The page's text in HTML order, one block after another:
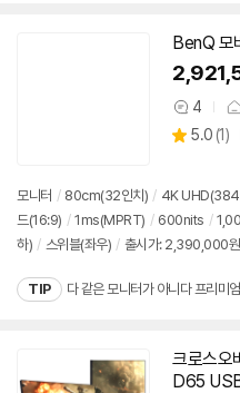
BenQ 모
상
품
4
별
5.0 (상
1)
모니터 / 80cm(32인치) / 4K
드(16:9) / 1ms(MPRT) / 600nits /
하) / 스위블(좌우) / 출시가: 2,390,000원
TIP 다 같은 모니터가 아니다 프리미
크로스
D65